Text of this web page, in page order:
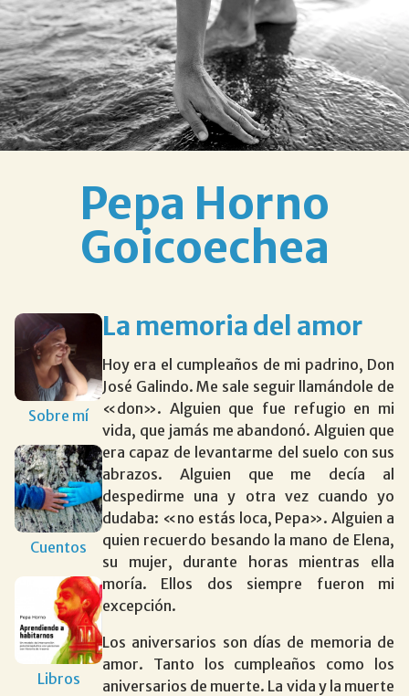
Pepa Horno
Goicoechea
Sobre mí
Cuentos
Libros
La memoria del amor
Hoy era el cumpleaños de mi padrino, Don
José Galindo. Me sale seguir llamándole de
«don». Alguien que fue refugio en mi
vida, que jamás me abandonó. Alguien que
era capaz de levantarme del suelo con sus
abrazos. Alguien que me decía al
despedirme una y otra vez cuando yo
dudaba: «no estás loca, Pepa». Alguien a
quien recuerdo besando la mano de Elena,
su mujer, durante horas mientras ella
moría. Ellos dos siempre fueron mi
excepción.
Los aniversarios son días de memoria de
amor. Tanto los cumpleaños como los
aniversarios de muerte. La vida y la muerte